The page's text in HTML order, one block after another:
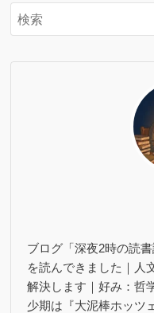
ブログ「深夜2時の読
を読んできました｜人
解決します｜好み：哲
少期は『大泥棒ホッツ